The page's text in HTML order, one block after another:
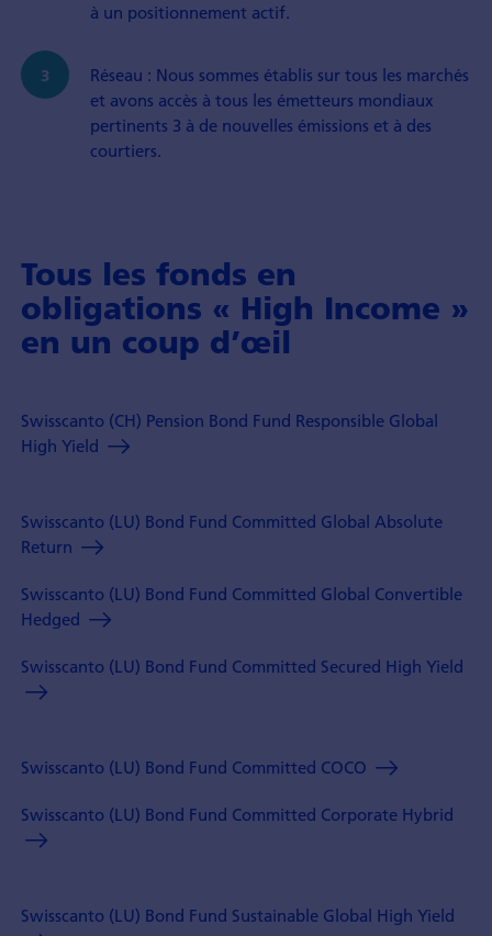
à un positionnement actif.
Réseau : Nous sommes établis sur tous les marchés
et avons accès à tous les émetteurs mondiaux
pertinents 3 à de nouvelles émissions et à des
courtiers.
Tous les fonds en
obligations « High Income »
en un coup d’œil
Swisscanto (CH) Pension Bond Fund Responsible Global
High Yield
Swisscanto (LU) Bond Fund Committed Global Absolute
Return
Swisscanto (LU) Bond Fund Committed Global Convertible
Hedged
Swisscanto (LU) Bond Fund Committed Secured High Yield
Swisscanto (LU) Bond Fund Committed COCO
Swisscanto (LU) Bond Fund Committed Corporate Hybrid
Swisscanto (LU) Bond Fund Sustainable Global High Yield